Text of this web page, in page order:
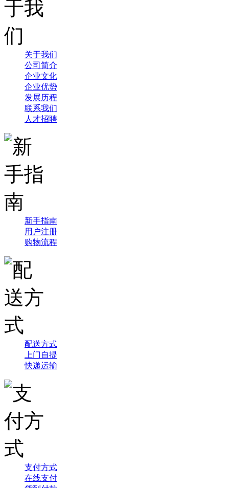
关于我们
公司简介
企业文化
企业优势
发展历程
联系我们
人才招聘
新手指南
用户注册
购物流程
配送方式
上门自提
快递运输
支付方式
在线支付